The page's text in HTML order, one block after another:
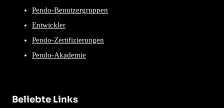
Pendo-Benutzergruppen
Entwickler
Pendo-Zertifizierungen
Pendo-Akademie
Beliebte Links